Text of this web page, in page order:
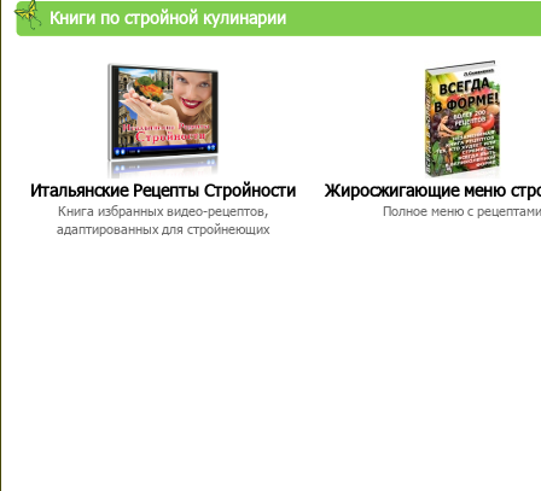
Книги по стройной кулинарии
Итальянские Рецепты Стройности
Книга избранных видео-рецептов,
адаптированных для стройнеющих
Жиросжигающие меню
Полное меню с рецептами